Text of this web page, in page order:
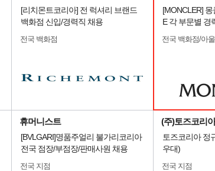
[리치몬트코리아] 전 럭셔리 브랜드
백화점 신입/경력직 채용
전국 백화점
[MONCLER]
E 각 부문별 경
전국 백화점/아
휴머니스트
[BVLGARI]명품주얼리 불가리코리아
전국 점장/부점장/판매사원 채용
전국 지점
(주)토즈코리아
토즈코리아 정
우대)
전국 지점